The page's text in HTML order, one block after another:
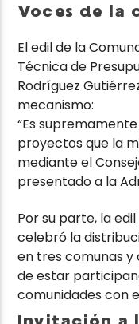
Voces de la
El edil de la
Técnica de
Rodríguez
mecanismo:
“Es
proyectos que la
mediante el
presentado a la
Por su parte, la
celebró la
en tres comunas y
de estar
comunidades con